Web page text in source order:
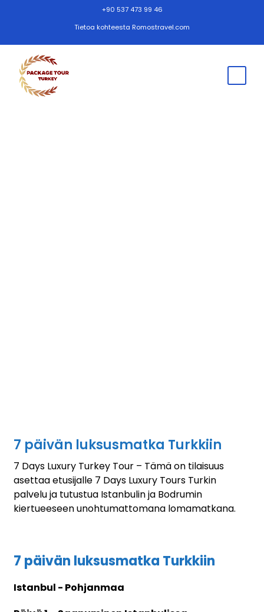
+90 537 473 99 46
Tietoa kohteesta Romostravel.com
7 päivän luksusmatka Turkkiin
7 Days Luxury Turkey Tour – Tämä on tilaisuus
asettaa etusijalle 7 Days Luxury Tours Turkin
palvelu ja tutustua Istanbulin ja Bodrumin
kiertueeseen unohtumattomana lomamatkana.
7 päivän luksusmatka Turkkiin
Istanbul - Pohjanmaa